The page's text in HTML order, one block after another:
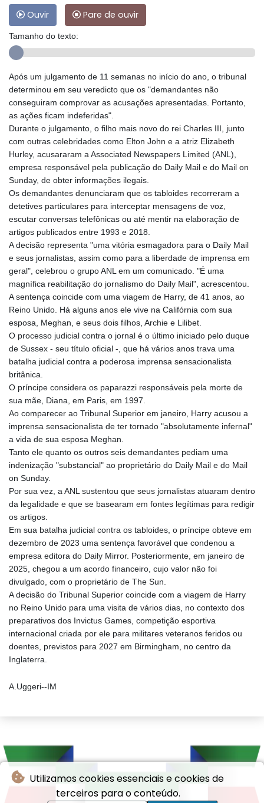
Utilizamos cookies essenciais e cookies de
terceiros para o conteúdo.
Ouvir Pare de ouvir
Tamanho do texto:
Após um julgamento de 11 semanas no início do ano, o tribunal
determinou em seu veredicto que os "demandantes não
conseguiram comprovar as acusações apresentadas. Portanto,
as ações ficam indeferidas".
Durante o julgamento, o filho mais novo do rei Charles III, junto
com outras celebridades como Elton John e a atriz Elizabeth
Hurley, acusararam a Associated Newspapers Limited (ANL),
empresa responsável pela publicação do Daily Mail e do Mail on
Sunday, de obter informações ilegais.
Os demandantes denunciaram que os tabloides recorreram a
detetives particulares para interceptar mensagens de voz,
escutar conversas telefônicas ou até mentir na elaboração de
artigos publicados entre 1993 e 2018.
A decisão representa "uma vitória esmagadora para o Daily Mail
e seus jornalistas, assim como para a liberdade de imprensa em
geral", celebrou o grupo ANL em um comunicado. "É uma
magnífica reabilitação do jornalismo do Daily Mail", acrescentou.
A sentença coincide com uma viagem de Harry, de 41 anos, ao
Reino Unido. Há alguns anos ele vive na Califórnia com sua
esposa, Meghan, e seus dois filhos, Archie e Lilibet.
O processo judicial contra o jornal é o último iniciado pelo duque
de Sussex - seu título oficial -, que há vários anos trava uma
batalha judicial contra a poderosa imprensa sensacionalista
britânica.
O príncipe considera os paparazzi responsáveis pela morte de
sua mãe, Diana, em Paris, em 1997.
Ao comparecer ao Tribunal Superior em janeiro, Harry acusou a
imprensa sensacionalista de ter tornado "absolutamente infernal"
a vida de sua esposa Meghan.
Tanto ele quanto os outros seis demandantes pediam uma
indenização "substancial" ao proprietário do Daily Mail e do Mail
on Sunday.
Por sua vez, a ANL sustentou que seus jornalistas atuaram dentro
da legalidade e que se basearam em fontes legítimas para redigir
os artigos.
Em sua batalha judicial contra os tabloides, o príncipe obteve em
dezembro de 2023 uma sentença favorável que condenou a
empresa editora do Daily Mirror. Posteriormente, em janeiro de
2025, chegou a um acordo financeiro, cujo valor não foi
divulgado, com o proprietário de The Sun.
A decisão do Tribunal Superior coincide com a viagem de Harry
no Reino Unido para uma visita de vários dias, no contexto dos
preparativos dos Invictus Games, competição esportiva
internacional criada por ele para militares veteranos feridos ou
doentes, previstos para 2027 em Birmingham, no centro da
Inglaterra.
A.Uggeri--IM